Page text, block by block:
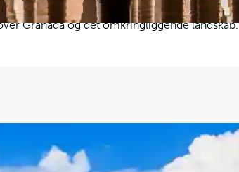
med imponerende tårne og
Granada og det omkringliggende landskab.